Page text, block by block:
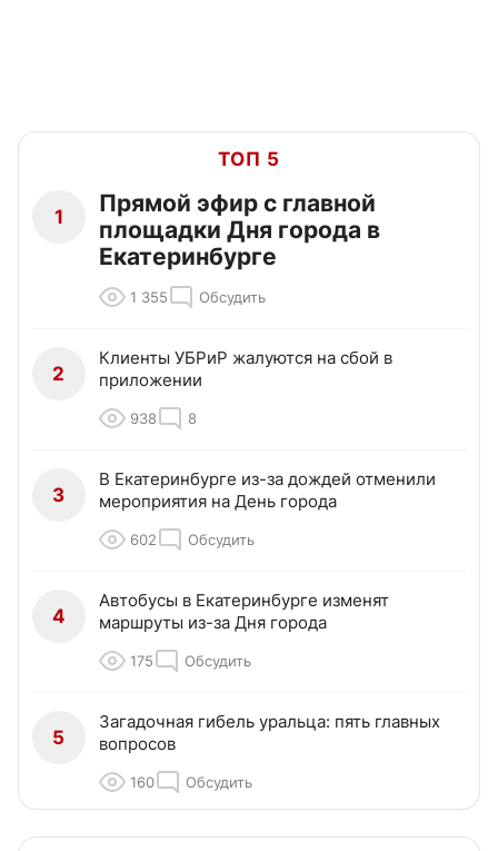
ТОП 5
1
Прямой эфир с главной
площадки Дня города в
Екатеринбурге
1 355 Обсудить
2
Клиенты УБРиР жалуются на сбой в
приложении
938 8
3
В Екатеринбурге из-за дождей отменили
мероприятия на День города
602 Обсудить
4
Автобусы в Екатеринбурге изменят
маршруты из-за Дня города
175 Обсудить
5
Загадочная гибель уральца: пять главных
вопросов
160 Обсудить